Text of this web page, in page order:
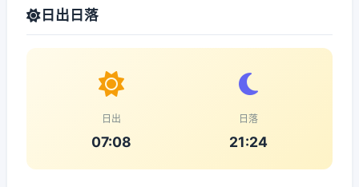
日出日落
日出
07:08
日落
21:24